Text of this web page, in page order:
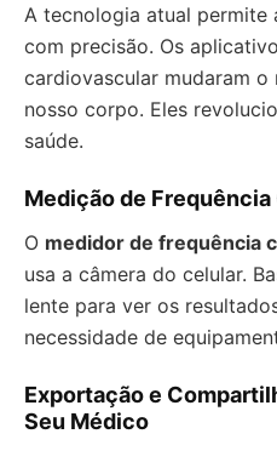
A tecnologia atual permite
com precisão. Os
cardiovascular mudaram
nosso corpo. Eles
saúde.
Medição de
O medidor de frequência
usa a câmera do celular.
lente para ver os
necessidade de
Exportação e
Seu Médico